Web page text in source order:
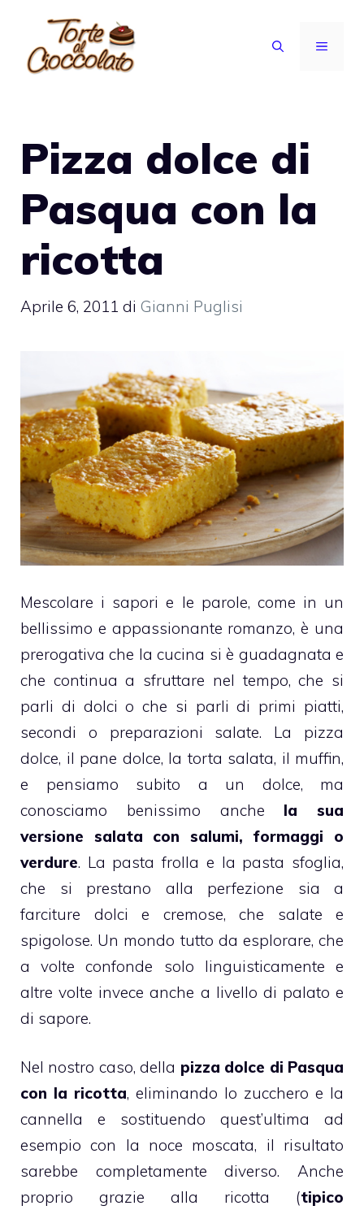
contenuto
MENU
Pizza dolce di
Pasqua con la
ricotta
Aprile 6, 2011 di Gianni Puglisi
Mescolare i sapori e le parole, come in un
bellissimo e appassionante romanzo, è una
prerogativa che la cucina si è guadagnata e
che continua a sfruttare nel tempo, che si
parli di dolci o che si parli di primi piatti,
secondi o preparazioni salate. La pizza
dolce, il pane dolce, la torta salata, il muffin,
e pensiamo subito a un dolce, ma
conosciamo benissimo anche la sua
versione salata con salumi, formaggi o
verdure. La pasta frolla e la pasta sfoglia,
che si prestano alla perfezione sia a
farciture dolci e cremose, che salate e
spigolose. Un mondo tutto da esplorare, che
a volte confonde solo linguisticamente e
altre volte invece anche a livello di palato e
di sapore.
Nel nostro caso, della pizza dolce di Pasqua
con la ricotta, eliminando lo zucchero e la
cannella e sostituendo quest’ultima ad
esempio con la noce moscata, il risultato
sarebbe completamente diverso. Anche
proprio grazie alla ricotta (tipico